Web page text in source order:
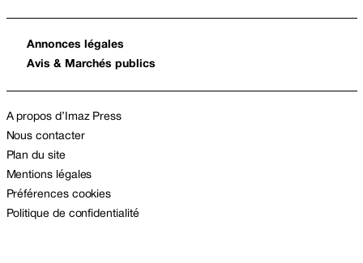
Annonces légales
Avis & Marchés publics
A propos d’Imaz Press
Nous contacter
Plan du site
Mentions légales
Préférences cookies
Politique de confidentialité